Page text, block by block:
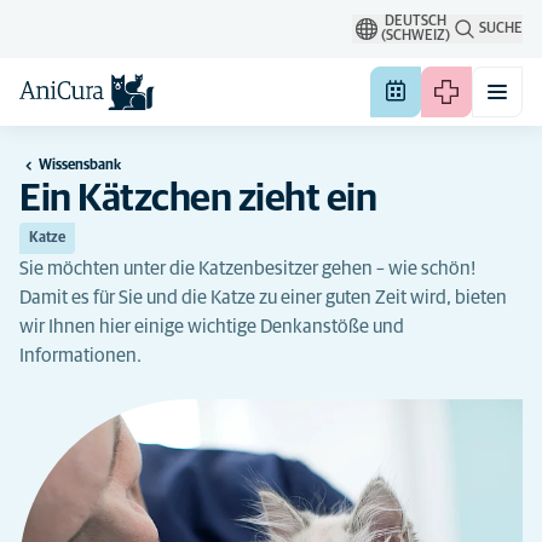
DEUTSCH
(SCHWEIZ)
SUCHE
Wissensbank
Ein Kätzchen zieht ein
Katze
Sie möchten unter die Katzenbesitzer gehen – wie schön!
Damit es für Sie und die Katze zu einer guten Zeit wird, bieten
wir Ihnen hier einige wichtige Denkanstöße und
Informationen.